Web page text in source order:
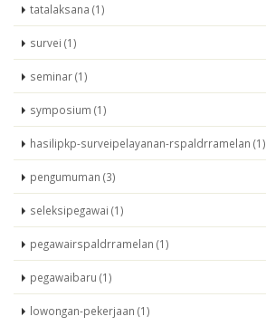
tatalaksana (1)
survei (1)
seminar (1)
symposium (1)
hasilipkp-surveipelayanan-rspaldrramelan (1)
pengumuman (3)
seleksipegawai (1)
pegawairspaldrramelan (1)
pegawaibaru (1)
lowongan-pekerjaan (1)